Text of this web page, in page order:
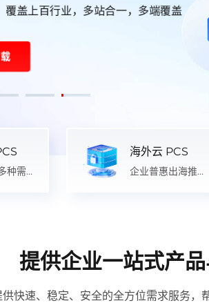
界 简单而精彩
务场景，高性价比一站式上云
种需
海外云 PCS
企业普惠出海推
提供企业一站式产
快速、稳定、安全的全方位需求服务，